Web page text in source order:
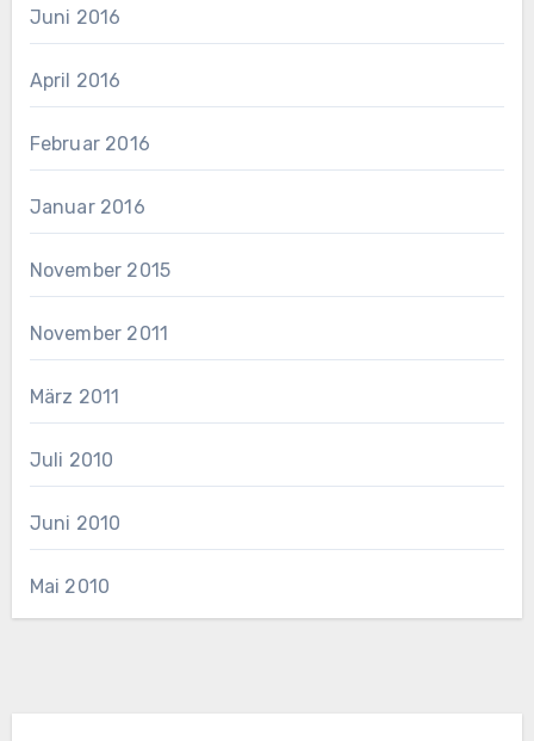
Juni 2016
April 2016
Februar 2016
Januar 2016
November 2015
November 2011
März 2011
Juli 2010
Juni 2010
Mai 2010